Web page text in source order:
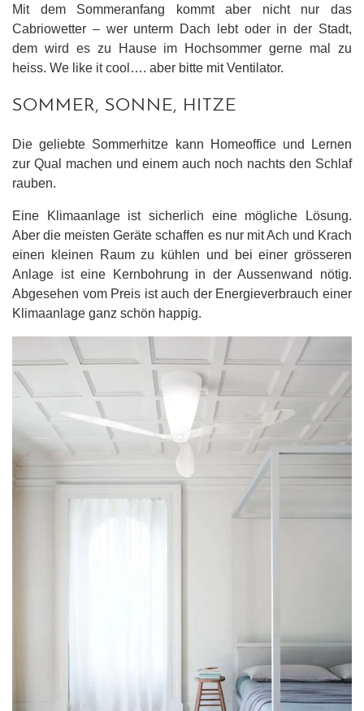
Mit dem Sommeranfang kommt aber nicht nur das
Cabriowetter – wer unterm Dach lebt oder in der Stadt,
dem wird es zu Hause im Hochsommer gerne mal zu
heiss. We like it cool…. aber bitte mit Ventilator.
SOMMER, SONNE, HITZE
Die geliebte Sommerhitze kann Homeoffice und Lernen
zur Qual machen und einem auch noch nachts den Schlaf
rauben.
Eine Klimaanlage ist sicherlich eine mögliche Lösung.
Aber die meisten Geräte schaffen es nur mit Ach und Krach
einen kleinen Raum zu kühlen und bei einer grösseren
Anlage ist eine Kernbohrung in der Aussenwand nötig.
Abgesehen vom Preis ist auch der Energieverbrauch einer
Klimaanlage ganz schön happig.